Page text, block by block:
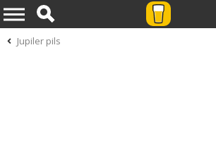
Jupiler pils